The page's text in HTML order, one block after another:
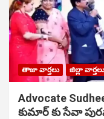
తాజా వార్తలు జిల్లా వార్తలు
Advocate
కుమార్ కు సేవా